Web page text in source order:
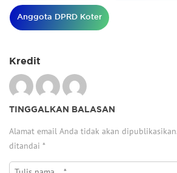
Anggota DPRD Koter
Kredit
TINGGALKAN BALASAN
Alamat email Anda tidak akan dipublikasikan.
ditandai *